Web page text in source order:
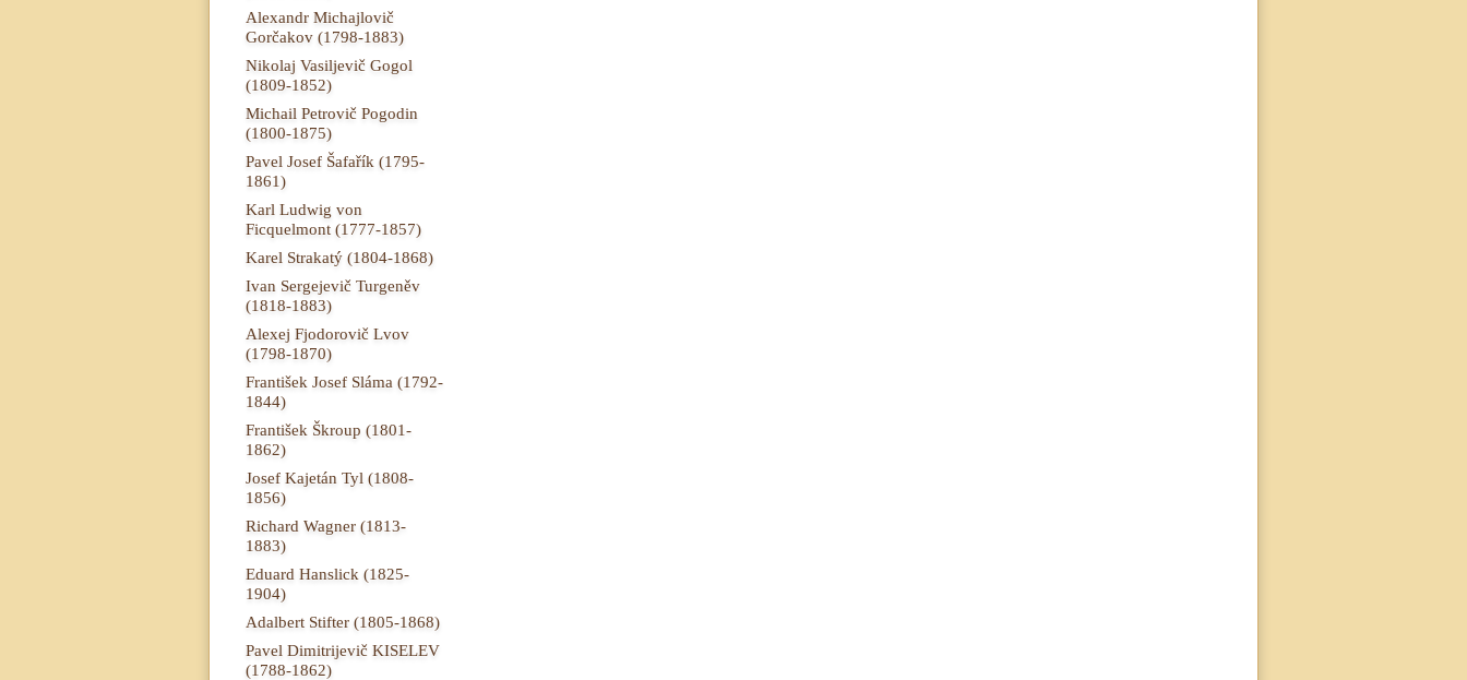
Alexandr Michajlovič
Gorčakov (1798-1883)
Nikolaj Vasiljevič Gogol
(1809-1852)
Michail Petrovič Pogodin
(1800-1875)
Pavel Josef Šafařík (1795-
1861)
Karl Ludwig von
Ficquelmont (1777-1857)
Karel Strakatý (1804-1868)
Ivan Sergejevič Turgeněv
(1818-1883)
Alexej Fjodorovič Lvov
(1798-1870)
František Josef Sláma (1792-
1844)
František Škroup (1801-
1862)
Josef Kajetán Tyl (1808-
1856)
Richard Wagner (1813-
1883)
Eduard Hanslick (1825-
1904)
Adalbert Stifter (1805-1868)
Pavel Dimitrijevič KISELEV
(1788-1862)